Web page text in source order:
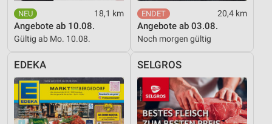
18,1 km
Angebote ab 10.08.
Gültig ab Mo. 10.08.
20,4 km
Angebote ab 03.08.
Noch morgen gültig
EDEKA SELGROS